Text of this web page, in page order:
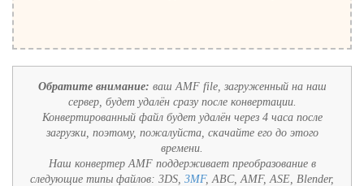
Обратите внимание: ваш AMF file, загруженный на наш
сервер, будет удалён сразу после конвертации.
Конвертированный файл будет удалён через 4 часа после
загрузки, поэтому, пожалуйста, скачайте его до этого
времени.
Наш конвертер AMF поддерживает преобразование в
следующие типы файлов: 3DS, 3MF, ABC, AMF, ASE, Blender,